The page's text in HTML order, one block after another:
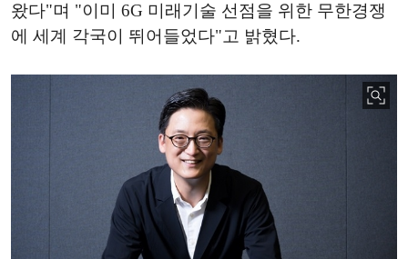
왔다"며 "이미 6G 미래기술 선점을 위한 무한경쟁
에 세계 각국이 뛰어들었다"고 밝혔다.